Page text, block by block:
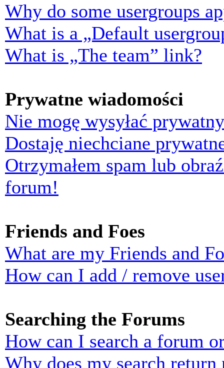
Why do some usergroups
What is a „Default
What is „The team” link?
Prywatne wiadomości
Nie mogę wysyłać
Dostaję niechciane
Otrzymałem spam lub
forum!
Friends and Foes
What are my Friends and
How can I add / remove
Searching the Forums
How can I search a forum
Why does my search return